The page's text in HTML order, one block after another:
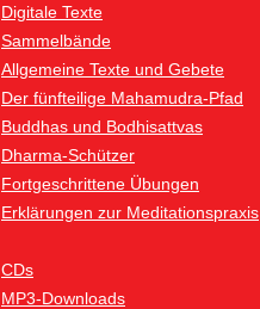
Digitale Texte
Sammelbände
Allgemeine Texte und Gebete
Der fünfteilige Mahamudra-Pfad
Buddhas und Bodhisattvas
Dharma-Schützer
Fortgeschrittene Übungen
Erklärungen zur Meditationspraxis
CDs
MP3-Downloads